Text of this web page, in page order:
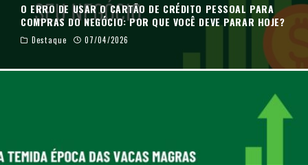
O ERRO DE USAR O CARTÃO DE CRÉDITO PESSOAL PARA
COMPRAS DO NEGÓCIO: POR QUE VOCÊ DEVE PARAR HOJE?
Destaque 07/04/2026